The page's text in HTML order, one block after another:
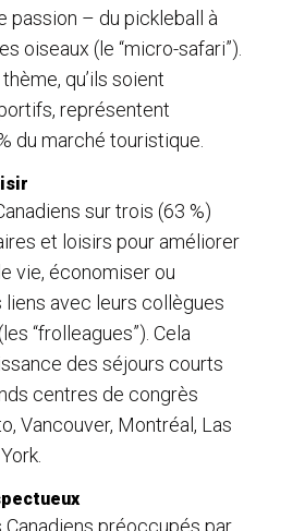
passion – du pickleball à
oiseaux (le “micro-safari”).
qu’ils soient
représentent
du marché touristique.
sur trois (63 %)
et loisirs pour améliorer
vie, économiser ou
avec leurs collègues
“frolleagues”). Cela
des séjours courts
centres de congrès
Vancouver, Montréal, Las
Canadiens préoccupés par